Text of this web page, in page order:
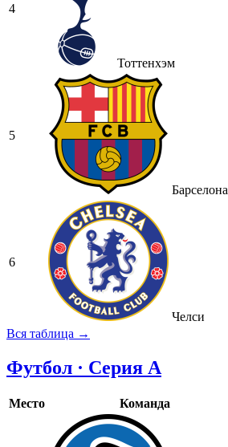
4
Тоттенхэм
5
Барселона
6
Челси
Вся таблица →
Футбол · Серия А
Место Команда